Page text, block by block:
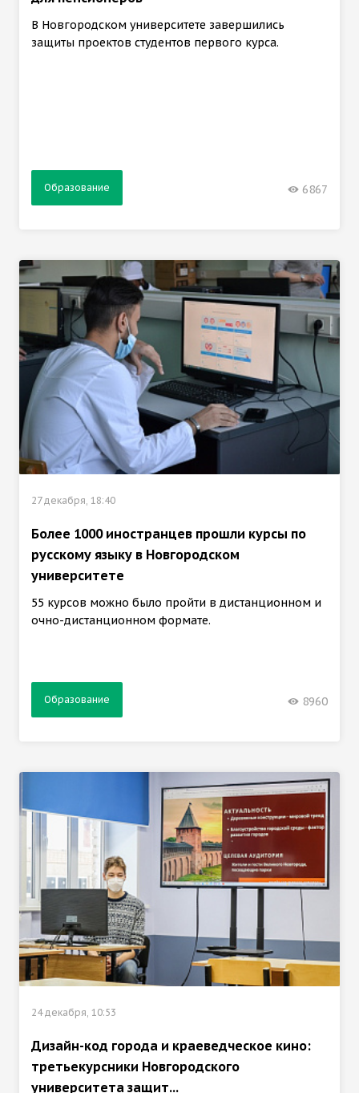
В Новгородском университете завершились
защиты проектов студентов первого курса.
Образование 6867
27 декабря, 18:40
Более 1000 иностранцев прошли курсы по
русскому языку в Новгородском
университете
55 курсов можно было пройти в дистанционном и
очно-дистанционном формате.
Образование 8960
24 декабря, 10:53
Дизайн-код города и краеведческое кино:
третьекурсники Новгородского
университета защит...